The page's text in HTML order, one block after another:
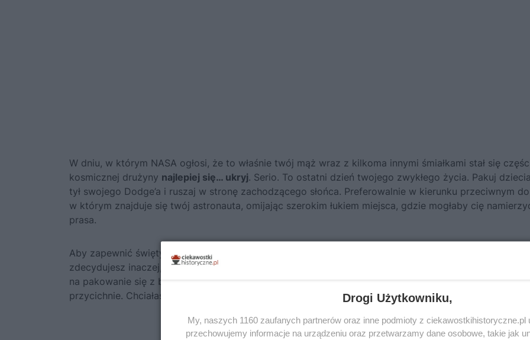
W dniu, w którym NASA ogłosi, że to właśnie twój mąż wraz z kilkoma innymi śmiałkami stał się
kosmicznej drużyny najlepiej się… ukryj. Serio. To ostatni dzień twojego zwykłego życia. Pakuj
tył swojego Dodge’a i ruszaj w stronę zachodzącego słońca. Preferowalnie w kierunku przeciwnym
w którym znajduje się twój astronauta, omijając szerokim łukiem miejsca, gdzie mogłaby cię
prasa.
Aby zapewnić święty spokój sobie i dzieciom,
zdecydujesz inaczej, pożegnaj się z prywatnością. Reporterzy „Life” mają przecież kontrakt na
na pakowanie się z butami w twoje życie. Zobaczycie się z mężem za parę lat, jak ten cały astro szum
przycichnie. Chciałaś spokoju? Trzeba było wyjść za sprzedawcę butów, albo profesora!
Drogi Użytkowniku,
My, naszych 1160 zaufanych partnerów oraz inne podmioty z ciekawostkihistoryczne.pl
przechowujemy informacje na urządzeniu oraz przetwarzamy dane osobowe, takie jak